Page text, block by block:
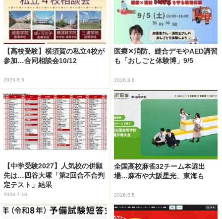
【高校受験】横須賀の私立4校が
参加…合同相談会10/12
2026.8.5
医療✕消防、縫合デモやAED講習
も「おしごと体験博」9/5
2026.8.6
【中学受験2027】人気校の併願
先は…四谷大塚「第2回合不合判
定テスト」結果
2026.7.16
全国高校麻雀32チーム本選出
場…麻布や大阪星光、東海も
2026.8.5